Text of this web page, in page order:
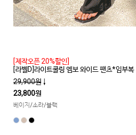
[제작오픈 20%할인]
[라벨D]라이트쿨링 엠보 와이드 팬츠*임부복
29,900원 ↓
23,800원
베이지/소라/블랙